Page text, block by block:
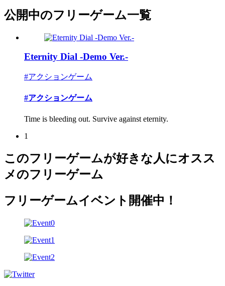
公開中のフリーゲーム一覧
Eternity Dial -Demo Ver.-
#アクションゲーム
#アクションゲーム
Time is bleeding out. Survive against eternity.
1
このフリーゲームが好きな人にオスス
メのフリーゲーム
フリーゲームイベント開催中！